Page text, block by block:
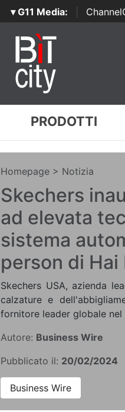
▾ G11 Media:
PRODOTTI
Homepage > Notizia
Skechers
ad elevata
sistema
person di Hai
Skechers USA, azienda
calzature e
fornitore leader globale
Autore: Business Wire
Pubblicato il: 20/02/2024
Business Wire